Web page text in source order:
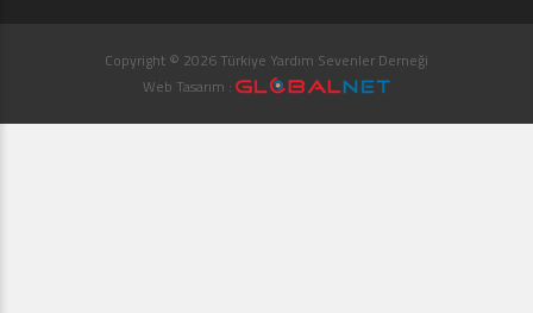
Copyright © 2026 Türkiye Yardım Sevenler Derneği
Web Tasarım :